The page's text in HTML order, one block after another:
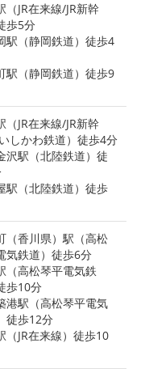
（JR在来線/JR新幹
歩5分
駅（静岡鉄道）徒歩4
駅（静岡鉄道）徒歩9
（JR在来線/JR新幹
しかわ鉄道）徒歩4分
沢駅（北陸鉄道）徒
駅（北陸鉄道）徒歩
（香川県）駅（高松
気鉄道）徒歩6分
（高松琴平電気鉄
歩10分
港駅（高松琴平電気
徒歩12分
（JR在来線）徒歩10